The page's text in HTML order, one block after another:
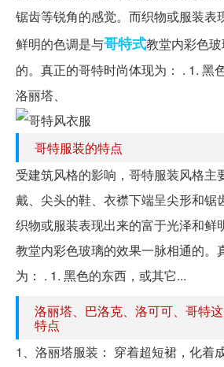
锯齿等锐角的感觉。而织物或服装表
鲜明的色调是与哥特式教堂内彩色
的。真正的哥特时尚体现为： . 1. 黑
洛丽塔、
哥特服装的特点
受建筑风格的影响，哥特服装风格主
戴、尖头的鞋、衣襟下端呈尖形和锯
织物或服装表现出来的富于光泽和鲜
教堂内彩色玻璃的效果一脉相通的。
为： . 1. 黑色的东西，或其它...
洛丽塔、巴洛克、洛可可、哥特
特点
1、洛丽塔服装： 穿着超短裙，化着